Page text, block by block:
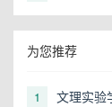
为您推荐
1
文理实验